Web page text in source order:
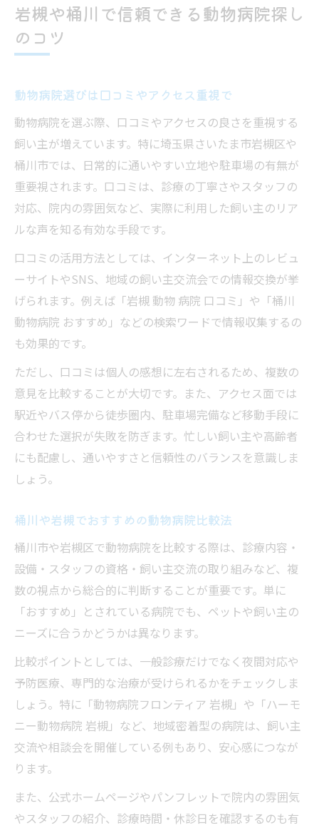
動物病院で飼い主同士が相談しやすい理由
スタッフ対応が良い動物病院で安心感を
飼い主交流イベントがある動物病院の利点
安心感を高める動物病院のサポートに注目
動物病院で受けられるサポートの幅を比較
日常の相談ができる動物病院の重要性とは
動物病院のトリミングやホテルサービス活
飼い主向け講座など交流支援のある動物病
院
ペット引き取り相談もできる動物病院とは
夜間対応の動物病院がもたらす安心な毎日
点
急な体調不良でも頼れる動物病院の条件
動物病院の夜間対応サービスの利用ポイン
口コミも活用した動物病院比較のポイント
動物病院の口コミやレビューの見極め方
口コミで評判の良い動物病院の共通点とは
動物病院のランキング活用で失敗しない方
法
実際の利用者の声が動物病院選びの決め手
に
口コミから読み取る動物病院の安心感
地域コミュニティと動物病院の新しいつながり
動物病院が地域コミュニティに果たす役割
動物病院を拠点に広がる飼い主ネットワー
岩槻や桶川で信頼できる動物病院探し
のコツ
動物病院選びは口コミやアクセス重視で
動物病院を選ぶ際、口コミやアクセスの良さを重視する
飼い主が増えています。特に埼玉県さいたま市岩槻区や
桶川市では、日常的に通いやすい立地や駐車場の有無が
重要視されます。口コミは、診療の丁寧さやスタッフの
対応、院内の雰囲気など、実際に利用した飼い主のリア
ルな声を知る有効な手段です。
口コミの活用方法としては、インターネット上のレビュ
ーサイトやSNS、地域の飼い主交流会での情報交換が挙
げられます。例えば「岩槻 動物 病院 口コミ」や「桶川
動物病院 おすすめ」などの検索ワードで情報収集するの
も効果的です。
ただし、口コミは個人の感想に左右されるため、複数の
意見を比較することが大切です。また、アクセス面では
駅近やバス停から徒歩圏内、駐車場完備など移動手段に
合わせた選択が失敗を防ぎます。忙しい飼い主や高齢者
にも配慮し、通いやすさと信頼性のバランスを意識しま
しょう。
桶川や岩槻でおすすめの動物病院比較法
桶川市や岩槻区で動物病院を比較する際は、診療内容・
設備・スタッフの資格・飼い主交流の取り組みなど、複
数の視点から総合的に判断することが重要です。単に
「おすすめ」とされている病院でも、ペットや飼い主の
ニーズに合うかどうかは異なります。
比較ポイントとしては、一般診療だけでなく夜間対応や
予防医療、専門的な治療が受けられるかをチェックしま
しょう。特に「動物病院フロンティア 岩槻」や「ハーモ
ニー動物病院 岩槻」など、地域密着型の病院は、飼い主
交流や相談会を開催している例もあり、安心感につなが
ります。
また、公式ホームページやパンフレットで院内の雰囲気
やスタッフの紹介、診療時間・休診日を確認するのも有